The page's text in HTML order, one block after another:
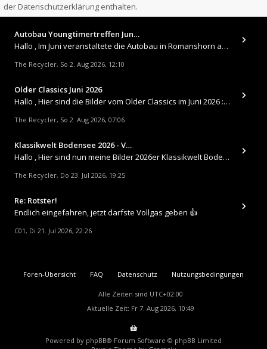
der Datenschutzerklärung enthalten.
Autobau Youngtimertreffen Jun…
Hallo , Im Juni veranstaltete die Autobau in Romanshorn auf ihrem Gelände ein kleines Youngtimertreffen : https://up.
The Recycler, So 2. Aug 2026, 12:10
Older Classics Juni 2026
​Hallo , Hier sind die Bilder vom Older Classics im Juni 2026 : https://up.picr.de/51155940wd.jpg https://up.pic
The Recycler, So 2. Aug 2026, 07:06
Klassikwelt Bodensee 2026 - V…
Hallo , Hier sind nun meine Bilder 2026er Klassikwelt Bodensee 😀 https://up.picr.de/51125547rb.jpg https://up.pi
The Recycler, Do 23. Jul 2026, 19:25
Re: Rotster!
Endlich eingefahren, jetzt darfste Vollgas geben 👍
C01, Di 21. Jul 2026, 22:26
Foren-Übersicht FAQ Datenschutz Nutzungsbedingungen
Alle Zeiten sind UTC+02:00
Aktuelle Zeit: Fr 7. Aug 2026, 10:49
Powered by phpBB® Forum Software © phpBB Limited